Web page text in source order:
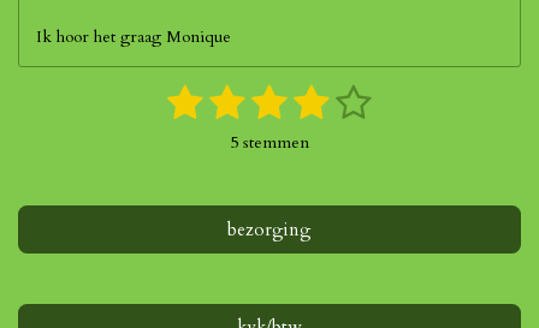
Ik hoor het graag Monique
:
1
e
r
2
e
r
r
3
s
e
r
r
4
s
e
r
r
5
e
r
r
e
5 stemmen
bezorging